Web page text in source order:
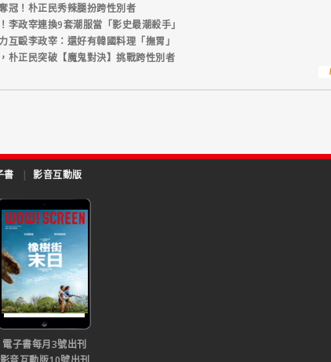
冠！朴正民秀辣腿扮跨性別者
李政宰連換9套潮服當「影史最潮殺手」
互毆李政宰：還好有韓國料理「撫胃」
朴正民突破【魔鬼對決】挑戰跨性別者
書 | 影音互動版
電子書每月3號出刊